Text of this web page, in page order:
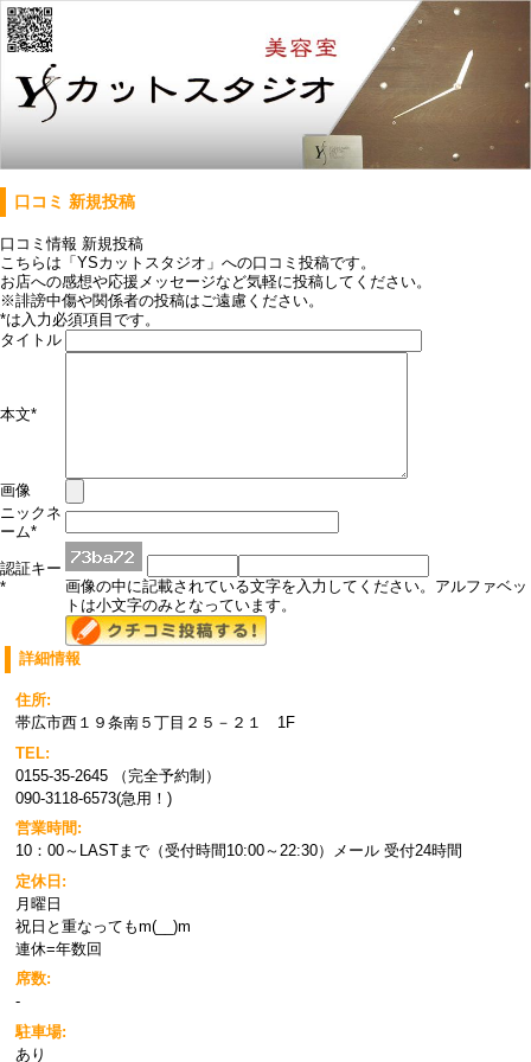
口コミ 新規投稿
口コミ情報 新規投稿
こちらは「YSカットスタジオ」への口コミ投稿です。
お店への感想や応援メッセージなど気軽に投稿してください。
※誹謗中傷や関係者の投稿はご遠慮ください。
*は入力必須項目です。
タイトル
本文*
画像
ニックネ
ーム*
認証キー
*
画像の中に記載されている文字を入力してください。アルファベッ
トは小文字のみとなっています。
詳細情報
住所:
帯広市西１９条南５丁目２５－２１ 1F
TEL:
0155-35-2645 （完全予約制）
090-3118-6573(急用！)
営業時間:
10：00～LASTまで（受付時間10:00～22:30）メール 受付24時間
定休日:
月曜日
祝日と重なってもm(__)m
連休=年数回
席数:
-
駐車場:
あり